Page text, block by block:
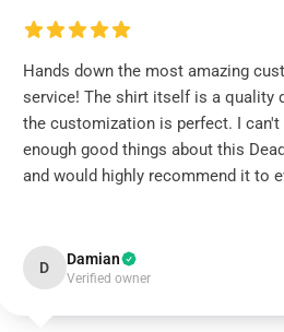
Hands down the most amazing
service! The shirt itself is a quality
the customization is perfect. I can't
enough good things about this
and would highly recommend it to
D Damian
Verified owner